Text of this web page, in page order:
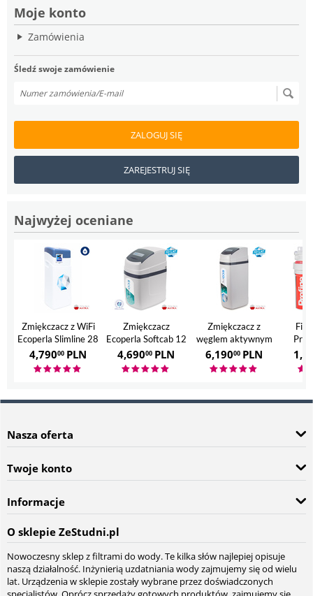
Moje konto
Zamówienia
Śledź swoje zamówienie
ZALOGUJ SIĘ
ZAREJESTRUJ SIĘ
Najwyżej oceniane
Zmiękczacz z WiFi
Ecoperla Slimline 28
4,79000 PLN
Zmiękczacz
Ecoperla Softcab 12
4,69000 PLN
Zmiękczacz z
węglem aktywnym
Ecoperla Hero
6,19000 PLN
Filtr
Nasza oferta
Twoje konto
Informacje
O sklepie ZeStudni.pl
Nowoczesny sklep z filtrami do wody. Te kilka słów najlepiej opisuje
naszą działalność. Inżynierią uzdatniania wody zajmujemy się od wielu
lat. Urządzenia w sklepie zostały wybrane przez doświadczonych